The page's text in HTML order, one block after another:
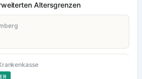
Altersgrenzen